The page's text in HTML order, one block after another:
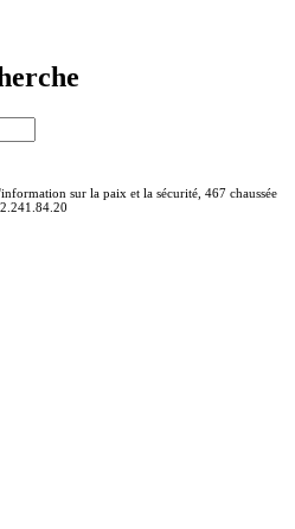
sur la paix et la sécurité, 467 chaussée